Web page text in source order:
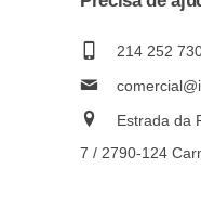
214 252
Estrada da
7 / 2790-124